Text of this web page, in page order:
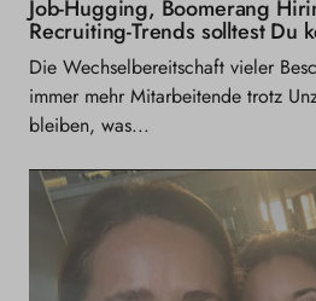
Job-Hugging, Boomerang
Recruiting-Trends solltest Du
Die Wechselbereitschaft vieler
immer mehr Mitarbeitende trotz
bleiben, was...